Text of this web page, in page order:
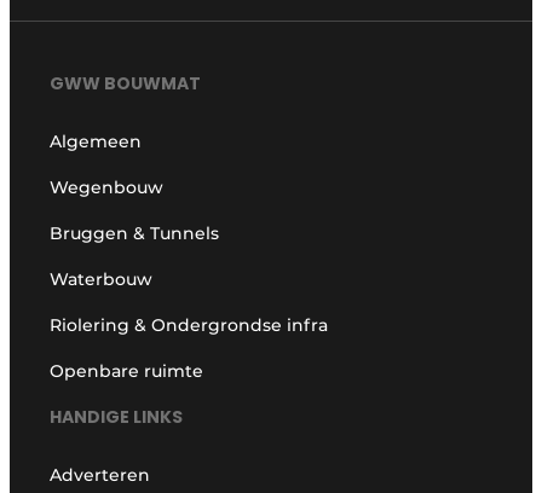
GWW BOUWMAT
Algemeen
Wegenbouw
Bruggen & Tunnels
Waterbouw
Riolering & Ondergrondse infra
Openbare ruimte
HANDIGE LINKS
Adverteren